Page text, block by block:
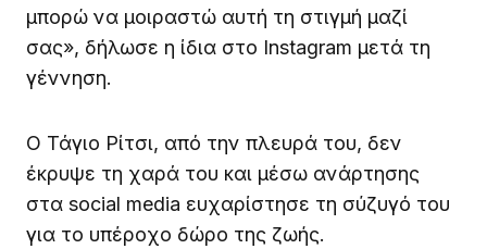
μπορώ να μοιραστώ αυτή τη στιγμή μαζί
σας», δήλωσε η ίδια στο Instagram μετά τη
γέννηση.
Ο Τάγιο Ρίτσι, από την πλευρά του, δεν
έκρυψε τη χαρά του και μέσω ανάρτησης
στα social media ευχαρίστησε τη σύζυγό του
για το υπέροχο δώρο της ζωής.